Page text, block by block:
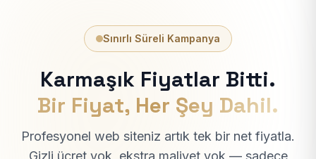
Sınırlı Süreli Kampanya
Karmaşık Fiyatlar Bitti.
Bir Fiyat, Her Şey Dahil.
Profesyonel web siteniz artık tek bir net fiyatla.
Gizli ücret yok, ekstra maliyet yok — sadece